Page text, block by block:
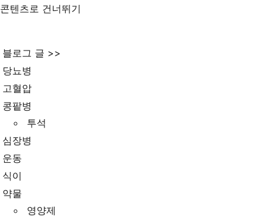
콘텐츠로 건너뛰기
블로그 글 >>
당뇨병
고혈압
콩팥병
투석
심장병
운동
식이
약물
영양제